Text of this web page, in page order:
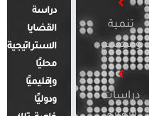
تنمية
ومجتمع
دراسات
دراسة
القضايا
الاستراتيجية
محليًا
وإقليميًا
ودوليًا